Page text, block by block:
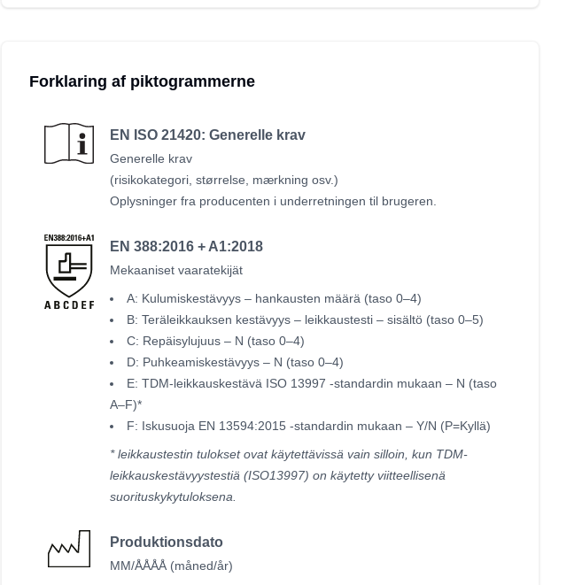
Forklaring af piktogrammerne
EN ISO 21420: Generelle krav
Generelle krav
(risikokategori, størrelse, mærkning osv.)
Oplysninger fra producenten i underretningen til brugeren.
EN 388:2016 + A1:2018
Mekaaniset vaaratekijät
A: Kulumiskestävyys – hankausten määrä (taso 0–4)
B: Teräleikkauksen kestävyys – leikkaustesti – sisältö (taso 0–5)
C: Repäisylujuus – N (taso 0–4)
D: Puhkeamiskestävyys – N (taso 0–4)
E: TDM-leikkauskestävä ISO 13997 -standardin mukaan – N (taso
A–F)*
F: Iskusuoja EN 13594:2015 -standardin mukaan – Y/N (P=Kyllä)
* leikkaustestin tulokset ovat käytettävissä vain silloin, kun TDM-
leikkauskestävyystestiä (ISO13997) on käytetty viitteellisenä
suorituskykytuloksena.
Produktionsdato
MM/ÅÅÅÅ (måned/år)